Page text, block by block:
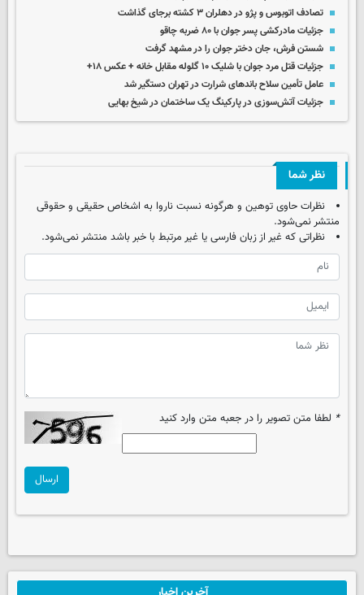
تصادف اتوبوس و پژو در دهلران ۳ کشته برجای گذاشت
جزئیات مادرکشی پسر جوان با ۸۰ ضربه چاقو
شستن فرش، جان دختر جوان را در مشهد گرفت
جزئیات قتل مرد جوان با شلیک ۱۰ گلوله مقابل خانه + عکس ۱۸+
عامل تأمین سلاح باندهای شرارت در تهران دستگیر شد
جزئیات آتش‌سوزی در پارکینگ یک ساختمان در شیخ بهایی
نظر شما
نظرات حاوی توهین و هرگونه نسبت ناروا به اشخاص حقیقی و حقوقی
منتشر نمی‌شود.
نظراتی که غیر از زبان فارسی یا غیر مرتبط با خبر باشد منتشر نمی‌شود.
* لطفا متن تصویر را در جعبه متن وارد کنید
ارسال